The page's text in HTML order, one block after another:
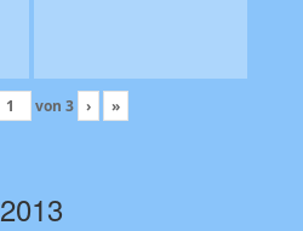
von 3 › »
2013